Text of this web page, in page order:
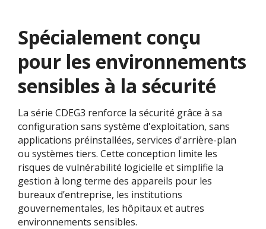
Spécialement conçu
pour les environnements
sensibles à la sécurité
La série CDEG3 renforce la sécurité grâce à sa
configuration sans système d'exploitation, sans
applications préinstallées, services d'arrière-plan
ou systèmes tiers. Cette conception limite les
risques de vulnérabilité logicielle et simplifie la
gestion à long terme des appareils pour les
bureaux d’entreprise, les institutions
gouvernementales, les hôpitaux et autres
environnements sensibles.